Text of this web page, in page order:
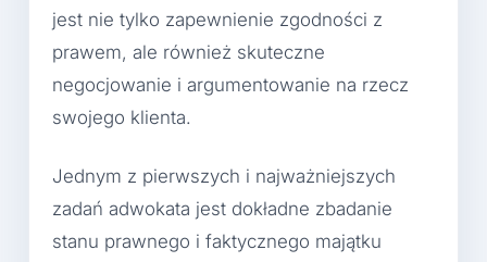
jest nie tylko zapewnienie zgodności z
prawem, ale również skuteczne
negocjowanie i argumentowanie na rzecz
swojego klienta.
Jednym z pierwszych i najważniejszych
zadań adwokata jest dokładne zbadanie
stanu prawnego i faktycznego majątku